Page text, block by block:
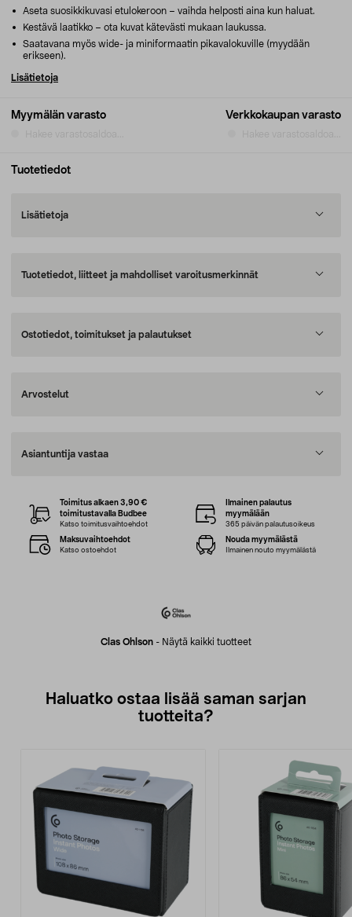
Myymälän varasto Verkkokaupan varasto
Aseta suosikkikuvasi etulokeroon – vaihda helposti aina kun haluat.
Kestävä laatikko – ota kuvat kätevästi mukaan laukussa.
Saatavana myös wide- ja miniformaatin pikavalokuville (myydään
erikseen).
Lisätietoja
Tuotetiedot
Lisätietoja
Tuotetiedot, liitteet ja mahdolliset varoitusmerkinnät
Ostotiedot, toimitukset ja palautukset
Arvostelut
Asiantuntija vastaa
Clas Ohlson - Näytä kaikki tuotteet
Toimitus alkaen 3,90 €
toimitustavalla Budbee
Katso toimitusvaihtoehdot
Ilmainen palautus
myymälään
365 päivän palautusoikeus
Maksuvaihtoehdot
Katso ostoehdot
Nouda myymälästä
Ilmainen nouto myymälästä
Haluatko ostaa lisää saman sarjan
tuotteita?